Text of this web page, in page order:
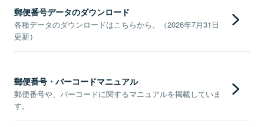
郵便番号データのダウンロード
各種データのダウンロードはこちらから。（2026年7月31日
更新）
郵便番号・バーコードマニュアル
郵便番号や、バーコードに関するマニュアルを掲載していま
す。